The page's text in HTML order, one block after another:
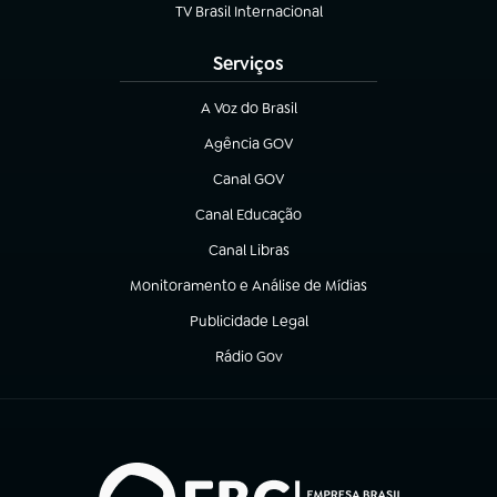
TV Brasil Internacional
(abre em nova aba)
Serviços
A Voz do Brasil
(abre em nova aba)
Agência GOV
(abre em nova aba)
Canal GOV
(abre em nova aba)
Canal Educação
(abre em nova aba)
Canal Libras
(abre em nova aba)
Monitoramento e Análise de Mídias
(abre em nova aba)
Publicidade Legal
(abre em nova aba)
Rádio Gov
(abre em nova aba)